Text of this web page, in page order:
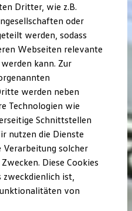
HU/AU
Checks
Zubehör
Dritter, wie z.B.
oder
werden, sodass
Webseiten relevante
kann. Zur
werden neben
Technologien wie
Schnittstellen
nutzen die Dienste
solcher
Diese Cookies
ist,
von